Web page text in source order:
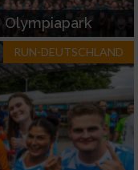
RUN-DEUTSCHLAND